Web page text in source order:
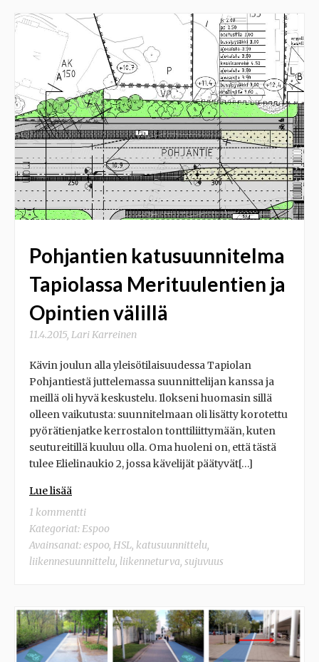
Pohjantien katusuunnitelma
Tapiolassa Merituulentien ja
Opintien välillä
11.4.2015, Lari Karreinen
Kävin joulun alla yleisötilaisuudessa Tapiolan
Pohjantiestä juttelemassa suunnittelijan kanssa ja
meillä oli hyvä keskustelu. Ilokseni huomasin sillä
olleen vaikutusta: suunnitelmaan oli lisätty korotettu
pyörätienjatke kerrostalon tonttiliittymään, kuten
seutureitillä kuuluu olla. Oma huoleni on, että tästä
tulee Elielinaukio 2, jossa kävelijät päätyvät[…]
Lue lisää
1 kommentti
Kategoriat:Espoo
Avainsanat:espoo, HSL, katusuunnittelu,
liikennesuunnittelu, liikenneturva, sujuvuus